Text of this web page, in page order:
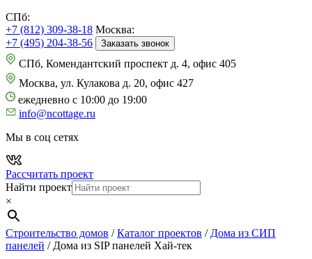
СПб:
+7 (812) 309-38-18 Москва:
+7 (495) 204-38-56
Заказать звонок
СПб, Комендантский проспект д. 4, офис 405
Москва, ул. Кулакова д. 20, офис 427
ежедневно с 10:00 до 19:00
info@ncottage.ru
Мы в соц сетях
Рассчитать проект
Найти проект
×
Строительство домов /Каталог проектов / Дома из СИП
панелей / Дома из SIP панелей Хай-тек